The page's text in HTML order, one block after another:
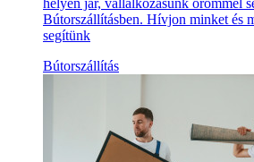
helyen jár, vállalkozásunk örömmel
Bútorszállításben. Hívjon minket és
segítünk
Bútorszállítás